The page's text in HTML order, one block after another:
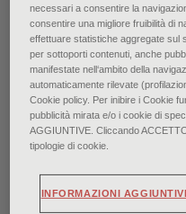
revisione
di
Winfred Taylor Frazier,
Kenneth C. Stupka II
∙ Novembre 2022
necessari a consentire la
consentire una migliore fruibilità di
effettuare statistiche aggregate sul
per sottoporti contenuti, anche
manifestate nell‘ambito della
automaticamente rilevate
Cookie policy. Per inibire i Cookie
pubblicità mirata e/o i cookie di
AGGIUNTIVE. Cliccando
tipologie di cookie.
INFORMAZIONI